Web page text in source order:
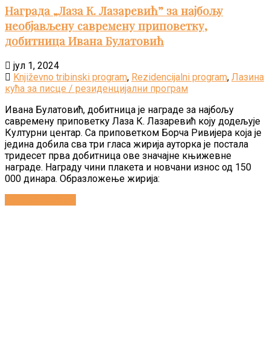
Награда „Лаза К. Лазаревић” за најбољу
необјављену савремену приповетку,
добитница Ивана Булатовић
јул 1, 2024
Književno tribinski program, Rezidencijalni program, Лазина
кућа за писце / резиденцијални програм
Ивана Булатовић, добитница је награде за најбољу
савремену приповетку Лаза К. Лазаревић коју додељује
Културни центар. Са приповетком Борча Ривијера која је
једина добила сва три гласа жирија ауторка је постала
тридесет прва добитница ове значајне књижевне
награде. Награду чини плакета и новчани износ од 150
000 динара. Образложење жирија: